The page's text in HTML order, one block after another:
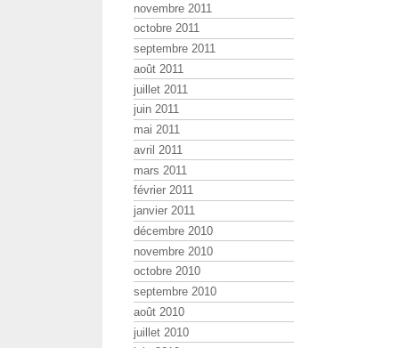
novembre 2011
octobre 2011
septembre 2011
août 2011
juillet 2011
juin 2011
mai 2011
avril 2011
mars 2011
février 2011
janvier 2011
décembre 2010
novembre 2010
octobre 2010
septembre 2010
août 2010
juillet 2010